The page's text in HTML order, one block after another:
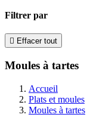
Filtrer par
 Effacer tout
Moules à tartes
Accueil
Plats et moules
Moules à tartes